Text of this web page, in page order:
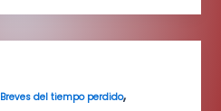
Breves del tiempo perdido,